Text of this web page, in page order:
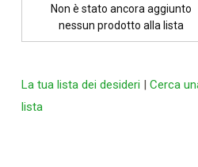
Non è stato ancora aggiunto
nessun prodotto alla lista
La tua lista dei desideri | Cerca
lista